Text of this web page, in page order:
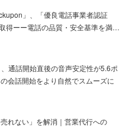
」、「優良電話事業者認証
得ーー電話の品質・安全基準を満…
通話開始直後の音声安定性が5.6ポ
会話開始をより自然でスムーズに
売れない」を解消｜営業代行への